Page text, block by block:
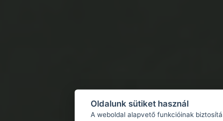
Oldalunk sütiket használ
A weboldal alapvető funkcióinak